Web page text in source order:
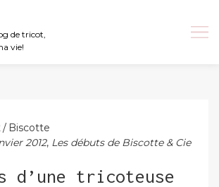
de tricot,
vie!
Biscotte
2012, Les débuts de Biscotte & Cie
d’une tricoteuse